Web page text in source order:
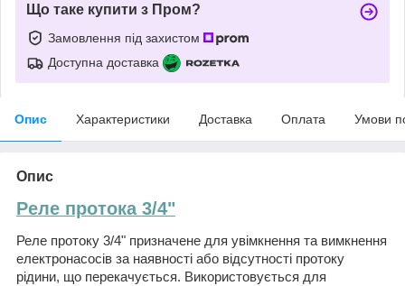
Що таке купити з Пром?
Замовлення під захистом
Доступна доставка
Опис Характеристики Доставка Оплата Умови
Опис
Реле протока 3/4"
Реле протоку 3/4" призначене для увімкнення та вимкнення
електронасосів за наявності або відсутності протоку
рідини, що перекачується. Використовується для